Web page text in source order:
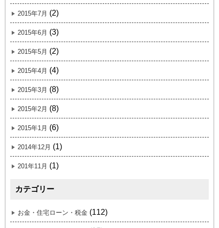
2015年7月 (2)
2015年6月 (3)
2015年5月 (2)
2015年4月 (4)
2015年3月 (8)
2015年2月 (8)
2015年1月 (6)
2014年12月 (1)
201年11月 (1)
カテゴリー
お金・住宅ローン・税金 (112)